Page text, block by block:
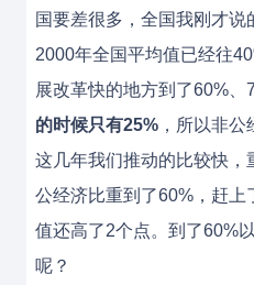
国要差很多，全国我刚才说
2000年全国平均值已经往
展改革快的地方到了60%、
的时候只有25% ，所以非
这几年我们推动的比较快
公经济比重到了60%，赶上
值还高了2个点。到了60%
呢？